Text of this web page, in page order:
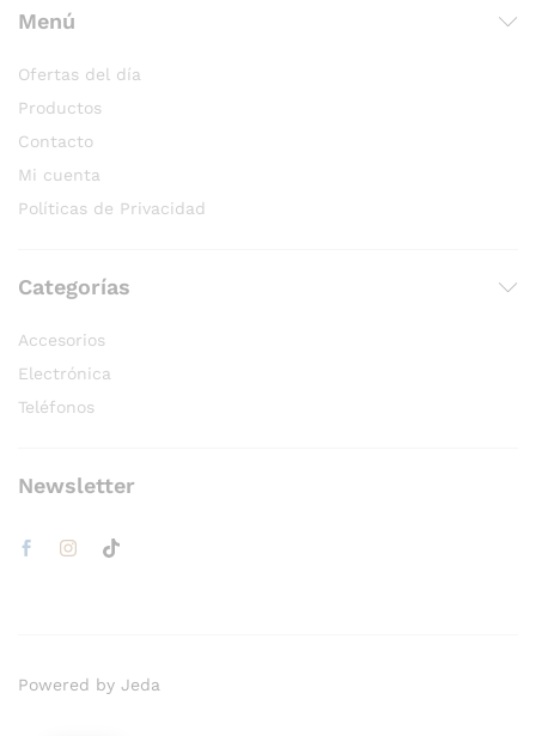
Menú
Ofertas del día
Productos
Contacto
Mi cuenta
Políticas de Privacidad
Categorías
Accesorios
Electrónica
Teléfonos
Newsletter
Powered by Jeda